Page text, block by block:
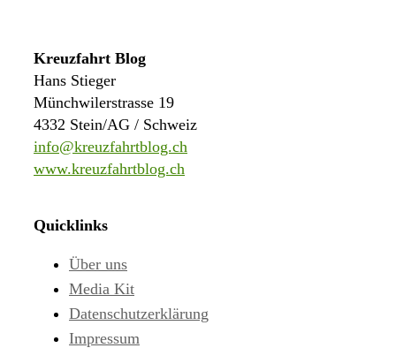
Kreuzfahrt Blog
Hans Stieger
Münchwilerstrasse 19
4332 Stein/AG / Schweiz
info@kreuzfahrtblog.ch
www.kreuzfahrtblog.ch
Quicklinks
Über uns
Media Kit
Datenschutzerklärung
Impressum